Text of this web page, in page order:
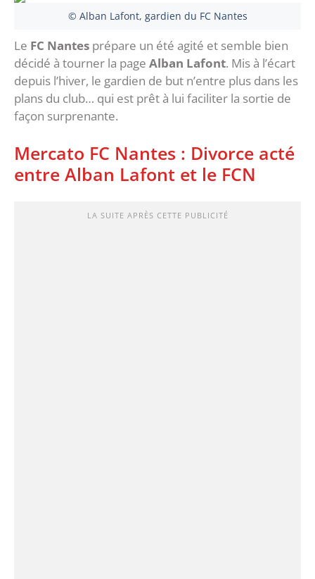
© Alban Lafont, gardien du FC Nantes
Le FC Nantes prépare un été agité et semble bien
décidé à tourner la page Alban Lafont. Mis à l’écart
depuis l’hiver, le gardien de but n’entre plus dans les
plans du club… qui est prêt à lui faciliter la sortie de
façon surprenante.
Mercato FC Nantes : Divorce acté
entre Alban Lafont et le FCN
LA SUITE APRÈS CETTE PUBLICITÉ